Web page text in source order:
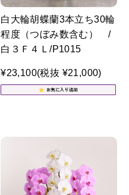
白大輪胡蝶蘭3本立ち30輪
程度（つぼみ数含む） /
白３Ｆ４Ｌ/P1015
¥23,100(税抜 ¥21,000)